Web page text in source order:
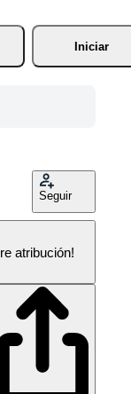
Iniciar
Seguir
atribución!